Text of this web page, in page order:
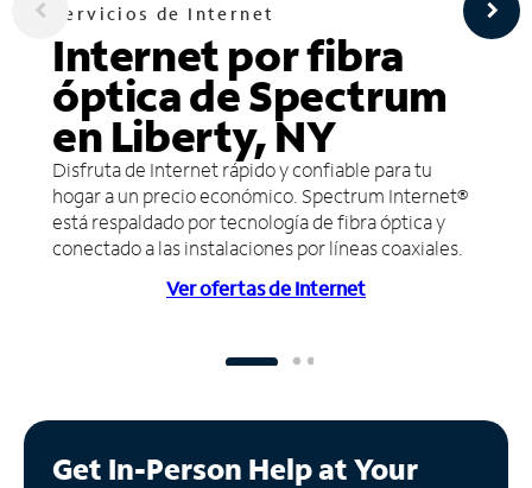
Servicios de Internet
Internet por fibra
óptica de Spectrum
en Liberty, NY
Disfruta de Internet rápido y confiable para tu
hogar a un precio económico. Spectrum Internet®
está respaldado por tecnología de fibra óptica y
conectado a las instalaciones por líneas coaxiales.
Ver ofertas de Internet
Get In-Person Help at Your